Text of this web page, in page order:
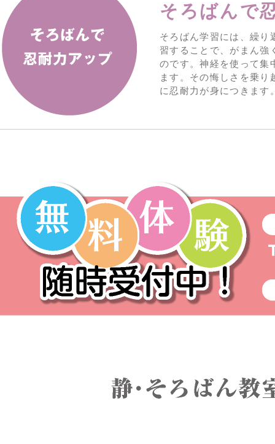
そろばんで
そろばん学習には、繰り
習することで、がまん強
のです。神経を使って集
ます。その悔しさを乗
に忍耐力が身につきます